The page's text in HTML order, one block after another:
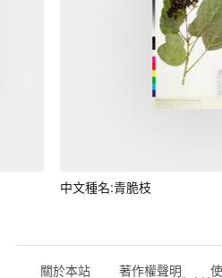
中文種名:青脆枝
關於本站 著作權聲明